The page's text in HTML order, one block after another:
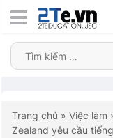
Trang chủ » Việc làm
Zealand yêu cầu